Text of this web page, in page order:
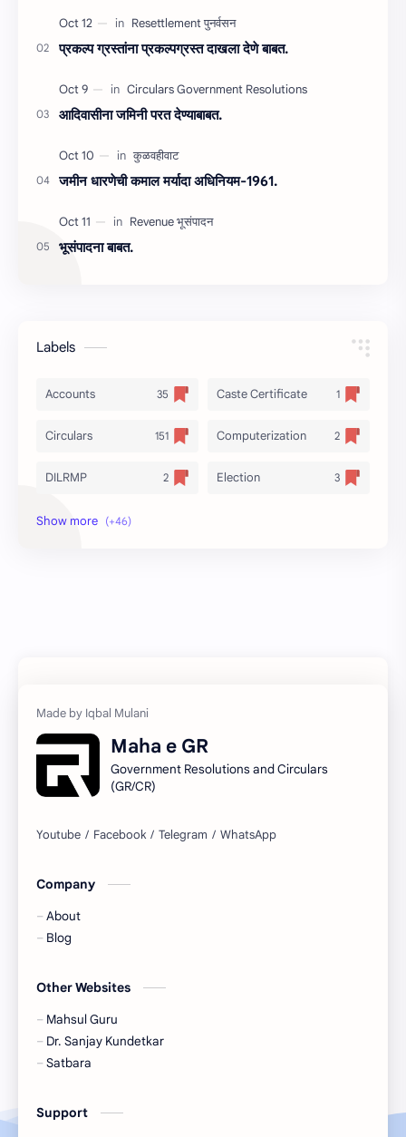
प्रकल्‍प ग्रस्‍तांना प्रकल्‍पग्रस्‍त दाखला देणे बाबत.
आदिवासीना जमिनी परत देण्‍याबाबत.
जमीन धारणेची कमाल मर्यादा अधिनियम-1961.
भूसंपादना बाबत.
Labels
Accounts Caste Certificate
Circulars Computerization
DILRMP Election
Freedom Fighter
Rights of Information Sanjay Gandhi Yojna
कायदेवषियक
खनिकर्म
नगरपरषिद
निवडणूक
Maha e GR
Government Resolutions and Circulars
(GR/CR)
Company
About
Blog
Other Websites
Mahsul Guru
Dr. Sanjay Kundetkar
Satbara
Support